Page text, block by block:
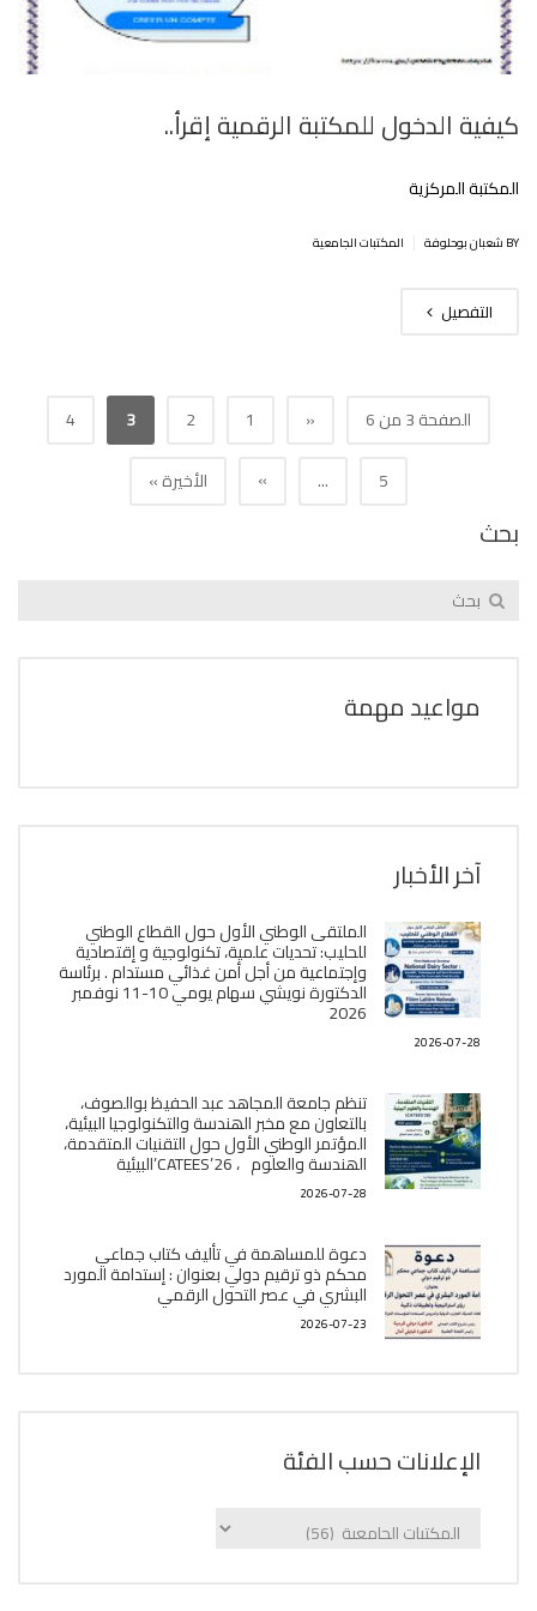
كيفية الدخول للمكتبة الرقمية إقرأ..
المكتبة المركزية
BY شعبان بوحلوفة المكتبات الجامعية
التفصيل
الصفحة 3 من 6 «
1
2
3
4
5
...
» الأخيرة »
بحث
مواعيد مهمة
آخر الأخبار
الملتقى الوطني الأول حول القطاع الوطني
للحليب: تحديات علمية، تكنولوجية و إقتصادية
وإجتماعية من أجل أمن غذائي مستدام . برئاسة
الدكتورة نويشي سهام يومي 10-11 نوفمبر
2026
2026-07-28
تنظم جامعة المجاهد عبد الحفيظ بوالصوف،
بالتعاون مع مخبر الھندسة والتكنولوجيا البیئیة،
المؤتمر الوطني الأول حول التقنيات المتقدمة،
الھندسة والعلوم ، CATEES’26’البیئية
2026-07-28
دعوة للمساهمة في تأليف كتاب جماعي
محكم ذو ترقيم دولي بعنوان : إستدامة المورد
البشري في عصر التحول الرقمي
2026-07-23
الإعلانات حسب الفئة
الإعلانات